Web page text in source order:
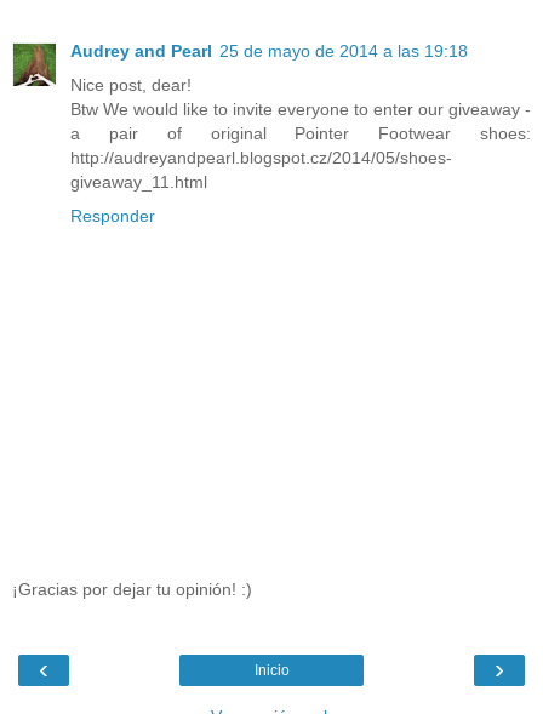
Audrey and Pearl 25 de mayo de 2014 a las 19:18
Nice post, dear!
Btw We would like to invite everyone to enter our giveaway -
a pair of original Pointer Footwear shoes:
http://audreyandpearl.blogspot.cz/2014/05/shoes-
giveaway_11.html
Responder
¡Gracias por dejar tu opinión! :)
‹ ›
Inicio